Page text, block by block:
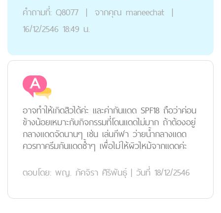
คำถามที่: Q8077 | จากคุณ maneechat |
16/12/2546 18:49 น.
อาจทำให้เกิดสิวได้ค่ะ และค่ากันแดด SPF18 ถือว่าค่อน
ข้างน้อยเหมาะกับกิจกรรมที่โดนแดดไม่มาก ถ้าต้องอยู่
กลางแดดจัดนานๆ เช่น เล่นกีฬา ว่ายน้ำกลางแดด
ควรทาครีมกันแดดซ้ำๆ เพื่อไม่ให้ผิวไหม้จากแดดค่ะ
ตอบโดย: พญ. ภัคจิรา ศิริพันธุ์ | วันที่ 18/12/2546